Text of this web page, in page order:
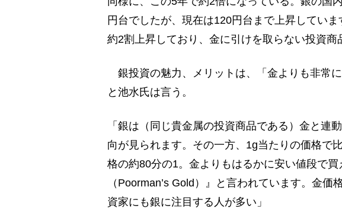
円台でしたが、現在は120円台まで上昇してい
約2割上昇しており、金に引けを取らない投資商
銀投資の魅力、メリットは、「金よりも非常
と池水氏は言う。
「銀は（同じ貴金属の投資商品である）金と連
向が見られます。その一方、1g当たりの価格で
格の約80分の1。金よりもはるかに安い値段で
（Poorman’s Gold）』と言われています。金
資家にも銀に注目する人が多い」